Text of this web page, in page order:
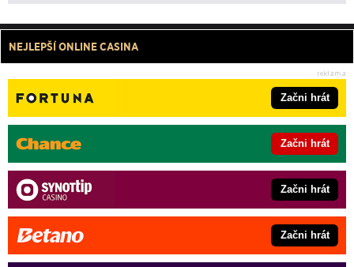
NEJLEPŠÍ ONLINE CASINA
Začni hrát
Začni hrát
Začni hrát
Začni hrát